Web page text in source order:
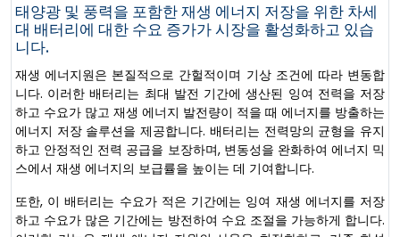
태양광 및 풍력을 포함한 재생 에너지 저장을 위한 차세
대 배터리에 대한 수요 증가가 시장을 활성화하고 있습
니다.
재생 에너지원은 본질적으로 간헐적이며 기상 조건에 따라 변동합
니다. 이러한 배터리는 최대 발전 기간에 생산된 잉여 전력을 저장
하고 수요가 많고 재생 에너지 발전량이 적을 때 에너지를 방출하는
에너지 저장 솔루션을 제공합니다. 배터리는 전력망의 균형을 유지
하고 안정적인 전력 공급을 보장하며, 변동성을 완화하여 에너지 믹
스에서 재생 에너지의 보급률을 높이는 데 기여합니다.
또한, 이 배터리는 수요가 적은 기간에는 잉여 재생 에너지를 저장
하고 수요가 많은 기간에는 방전하여 수요 조절을 가능하게 합니다.